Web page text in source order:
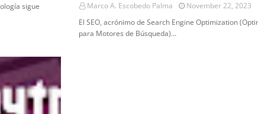
sigue
Marco A. Escobedo Palma
November 22, 2023
El SEO, acrónimo de Search Engine Optimization
para Motores de Búsqueda)…